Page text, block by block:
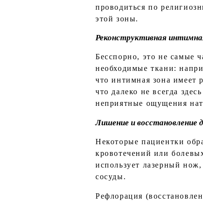
проводиться по
этой зоны.
Реконструктивная
Бесспорно, это не самые
необходимые ткани:
что интимная зона имеет
что далеко не всегда
неприятные ощущения
Лишение и восстановление
Некоторые пациентки
кровотечений или
использует лазерный
сосуды.
Рефлорация